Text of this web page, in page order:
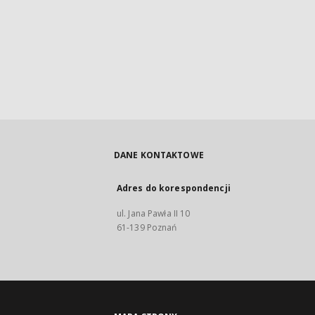
DANE KONTAKTOWE
Adres do korespondencji
ul. Jana Pawła II 10
61-139 Poznań